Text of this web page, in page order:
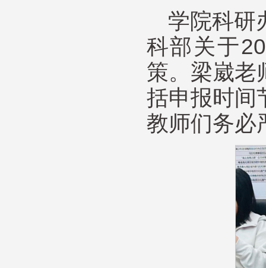
学院科研
科部关于
策。梁崴老
括申报时间
教师们务必